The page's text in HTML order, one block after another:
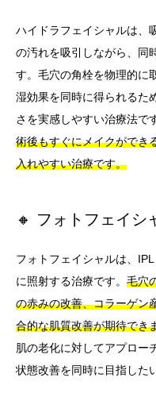
ハイドラフェイシャルは、
の汚れを吸引しながら、同
す。毛穴の角栓を物理的に
湿効果を同時に得られるた
さを実感しやすい治療法で
術後もすぐにメイクができ
入れやすい治療です。
🔸 フォトフェイシ
フォトフェイシャルは、
に照射する治療です。 毛穴
の赤みの改善、コラーゲン
合的な肌質改善が期待でき
肌の老化に対してアプロー
状態改善を同時に目指した